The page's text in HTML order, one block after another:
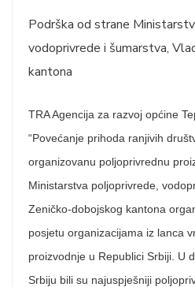
Podrška od strane
vodoprivrede i šumarstva,
kantona
TRA Agencija za razvoj općine
“Povećanje prihoda ranjivih
organizovanu poljoprivrednu
Ministarstva poljoprivrede,
Zeničko-dobojskog kantona
posjetu organizacijama iz lanca
proizvodnje u Republici Srbiji. U
Srbiju bili su najuspješniji